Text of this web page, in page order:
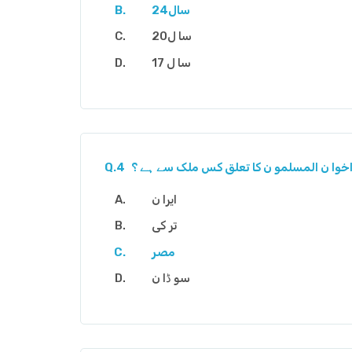
24سال
20سا ل
17 سا ل
Q.4 اخوا ن المسلمو ن کا تعلق کس ملک سے ہے ؟
ایرا ن
تر کی
مصر
سو ڈا ن